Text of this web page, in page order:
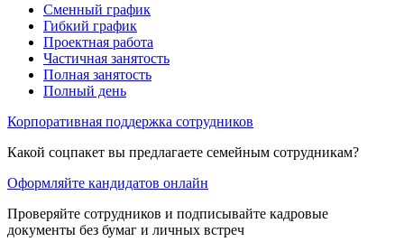
Сменный график
Гибкий график
Проектная работа
Частичная занятость
Полная занятость
Полный день
Корпоративная поддержка сотрудников
Какой соцпакет вы предлагаете семейным сотрудникам?
Оформляйте кандидатов онлайн
Проверяйте сотрудников и подписывайте кадровые
документы без бумаг и личных встреч